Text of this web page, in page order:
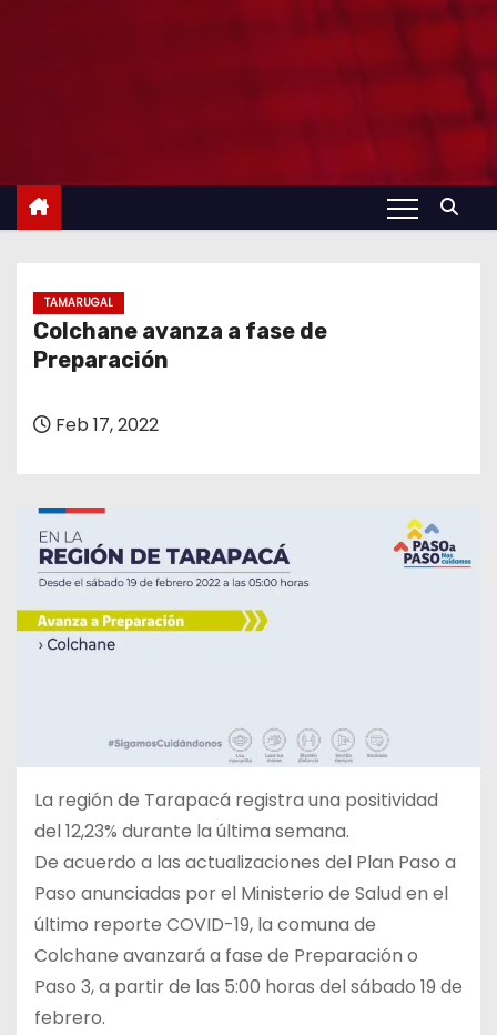
TAMARUGAL
Colchane avanza a fase de
Preparación
Feb 17, 2022
La región de Tarapacá registra una positividad
del 12,23% durante la última semana.
De acuerdo a las actualizaciones del Plan Paso a
Paso anunciadas por el Ministerio de Salud en el
último reporte COVID-19, la comuna de
Colchane avanzará a fase de Preparación o
Paso 3, a partir de las 5:00 horas del sábado 19 de
febrero.